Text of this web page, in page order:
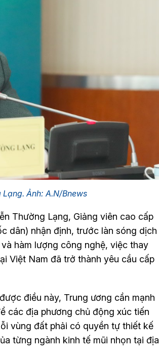
Ảnh: A.N/Bnews
Thường Lạng, Giảng viên cao cấp
dân) nhận định, trước làn sóng dịch
hàm lượng công nghệ, việc thay
Việt Nam đã trở thành yêu cầu cấp
điều này, Trung ương cần mạnh
các địa phương chủ động xúc tiến
vùng đất phải có quyền tự thiết kế
từng ngành kinh tế mũi nhọn tại địa